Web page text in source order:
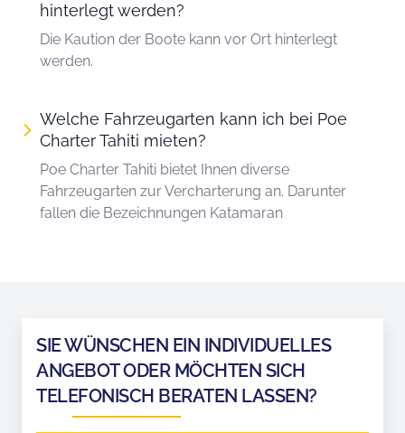
hinterlegt werden?
Die Kaution der Boote kann vor Ort hinterlegt
werden.
Welche Fahrzeugarten kann ich bei Poe
Charter Tahiti mieten?
Poe Charter Tahiti bietet Ihnen diverse
Fahrzeugarten zur Vercharterung an. Darunter
fallen die Bezeichnungen Katamaran
SIE WÜNSCHEN EIN INDIVIDUELLES
ANGEBOT ODER MÖCHTEN SICH
TELEFONISCH BERATEN LASSEN?